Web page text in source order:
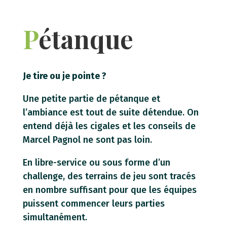
Pétanque
Je tire ou je pointe ?
Une petite partie de pétanque et
l’ambiance est tout de suite détendue. On
entend déjà les cigales et les conseils de
Marcel Pagnol ne sont pas loin.
En libre-service ou sous forme d’un
challenge, des terrains de jeu sont tracés
en nombre suffisant pour que les équipes
puissent commencer leurs parties
simultanément.